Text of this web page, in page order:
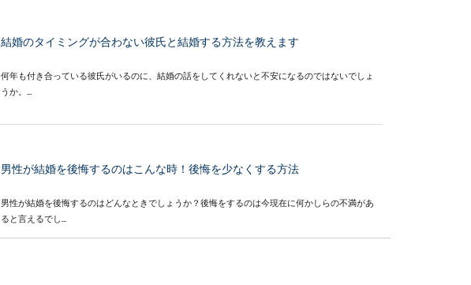
結婚のタイミングが合わない彼氏と結婚する方法を教えます
何年も付き合っている彼氏がいるのに、結婚の話をしてくれないと不安になるのではないでしょ
うか。...
男性が結婚を後悔するのはこんな時！後悔を少なくする方法
男性が結婚を後悔するのはどんなときでしょうか？後悔をするのは今現在に何かしらの不満があ
ると言えるでし...